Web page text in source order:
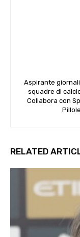
Aspirante
squadre di
Collabora con
RELATED